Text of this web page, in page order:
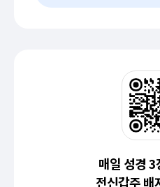
매일 성경 3
전신갑주 배